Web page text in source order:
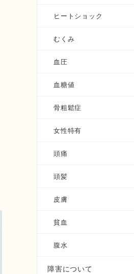
ヒートショック
むくみ
血圧
血糖値
骨粗鬆症
女性特有
頭痛
頭髪
皮膚
貧血
腹水
障害について